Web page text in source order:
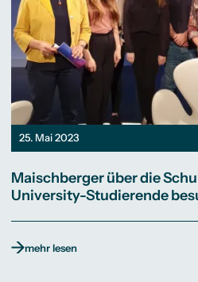
25. Mai 2023
Maischberger über die
University-Studierende
mehr lesen